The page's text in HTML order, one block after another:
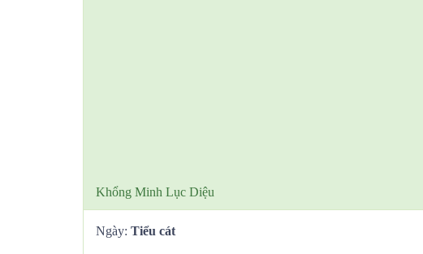
Khổng Minh Lục Diệu
Ngày: Tiểu cát